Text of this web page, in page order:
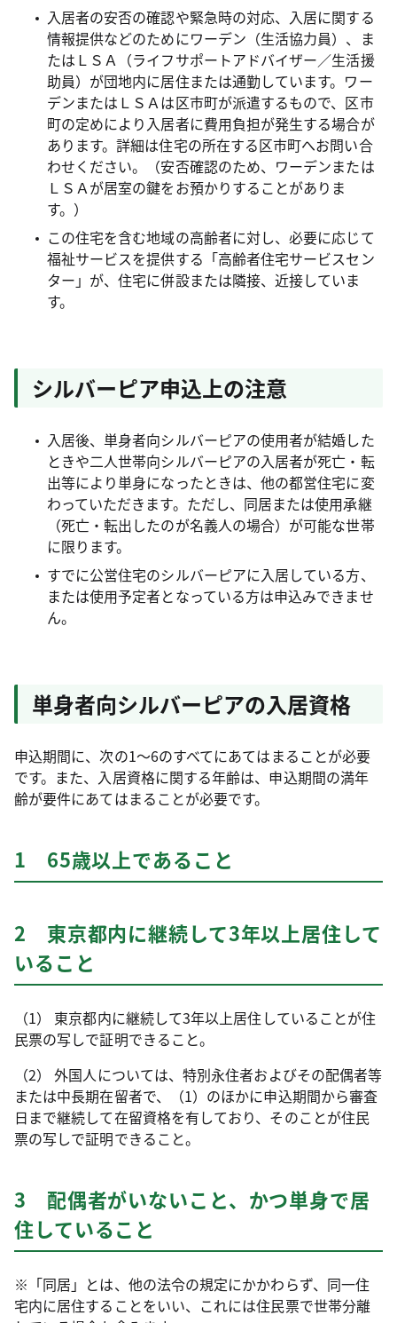
入居者の安否の確認や緊急時の対応、入居に関する
情報提供などのためにワーデン（生活協力員）、ま
たはＬＳＡ（ライフサポートアドバイザー／生活援
助員）が団地内に居住または通勤しています。ワー
デンまたはＬＳＡは区市町が派遣するもので、区市
町の定めにより入居者に費用負担が発生する場合が
あります。詳細は住宅の所在する区市町へお問い合
わせください。（安否確認のため、ワーデンまたは
ＬＳＡが居室の鍵をお預かりすることがありま
す。）
この住宅を含む地域の高齢者に対し、必要に応じて
福祉サービスを提供する「高齢者住宅サービスセン
ター」が、住宅に併設または隣接、近接していま
す。
シルバーピア申込上の注意
入居後、単身者向シルバーピアの使用者が結婚した
ときや二人世帯向シルバーピアの入居者が死亡・転
出等により単身になったときは、他の都営住宅に変
わっていただきます。ただし、同居または使用承継
（死亡・転出したのが名義人の場合）が可能な世帯
に限ります。
すでに公営住宅のシルバーピアに入居している方、
または使用予定者となっている方は申込みできませ
ん。
単身者向シルバーピアの入居資格
申込期間に、次の1～6のすべてにあてはまることが必要
です。また、入居資格に関する年齢は、申込期間の満年
齢が要件にあてはまることが必要です。
1 65歳以上であること
2 東京都内に継続して3年以上居住して
いること
（1） 東京都内に継続して3年以上居住していることが住
民票の写しで証明できること。
（2） 外国人については、特別永住者およびその配偶者等
または中長期在留者で、（1）のほかに申込期間から審査
日まで継続して在留資格を有しており、そのことが住民
票の写しで証明できること。
3 配偶者がいないこと、かつ単身で居
住していること
※「同居」とは、他の法令の規定にかかわらず、同一住
宅内に居住することをいい、これには住民票で世帯分離